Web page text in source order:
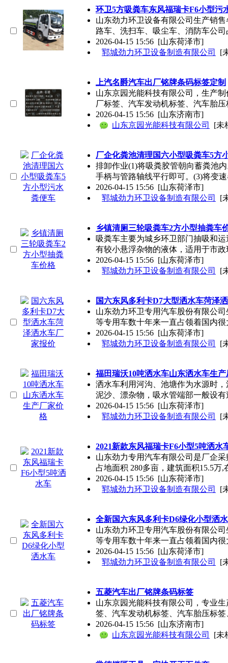
环卫5方吸粪车东风福瑞卡F6小型污
山东劲力环卫设备有限公司生产销
路车、洗扫车、吸尘车、消防车公司
2026-04-15 15:56 [山东荷泽市]
郓城劲力环卫设备制造有限公司
[
上汽名爵汽车出厂铭牌条码标签定制
山东京园光能科技有限公司，生产
厂标签、汽车发动机标签、汽车胎压
2026-04-15 15:56 [山东济南市]
山东京园光能科技有限公司
[未
厂企化粪池清理国六小型吸粪车5方
排卸作业(1)将吸粪胶管朝向蓄粪池
手柄与管路轴线平行即可。(3)将变
2026-04-15 15:56 [山东荷泽市]
郓城劲力环卫设备制造有限公司
[
乡镇清厕三轮吸粪车2方小型抽粪车
吸粪车主要为城乡环卫部门抽吸和
有较小悬浮杂物的液体，适用于市政
2026-04-15 15:56 [山东荷泽市]
郓城劲力环卫设备制造有限公司
[
国六东风多利卡D7大型洒水车菏泽
山东劲力环卫专用汽车股份有限公
等专用车数十年来一直占领着国内很
2026-04-15 15:56 [山东荷泽市]
郓城劲力环卫设备制造有限公司
[
福田瑞沃10吨洒水车山东洒水车生
洒水车利用河沟、池塘作为水源时
泥沙、漂杂物，吸水管端部一般设有
2026-04-15 15:56 [山东荷泽市]
郓城劲力环卫设备制造有限公司
[
2021新款东风福瑞卡F6小型5吨洒水
山东劲力专用汽车有限公司是厂企
占地面积 280多亩，建筑面积15.5万,
2026-04-15 15:56 [山东荷泽市]
郓城劲力环卫设备制造有限公司
[
全新国六东风多利卡D6绿化小型洒
山东劲力环卫专用汽车股份有限公
等专用车数十年来一直占领着国内很
2026-04-15 15:56 [山东荷泽市]
郓城劲力环卫设备制造有限公司
[
五菱汽车出厂铭牌条码标签
山东京园光能科技有限公司，专业
签、汽车发动机标签、汽车胎压标签
2026-04-15 15:56 [山东济南市]
山东京园光能科技有限公司
[未